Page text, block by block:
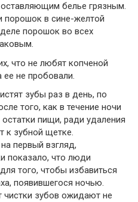
белье грязным.
порошок в сине-желтой
порошок во всех
что не любят копченой
ее не пробовали.
зубы раз в день, по
того, как в течение ночи
пищи, ради удаления
к зубной щетке.
первый взгляд,
показало, что люди
того, чтобы избавиться
появившегося ночью.
чистки зубов ожидают не